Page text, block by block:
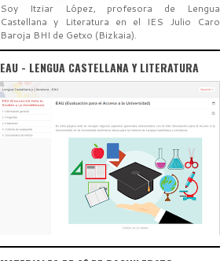
Soy Itziar López, profesora de Lengua
Castellana y Literatura en el IES Julio Caro
Baroja BHI de Getxo (Bizkaia).
EAU - LENGUA CASTELLANA Y LITERATURA